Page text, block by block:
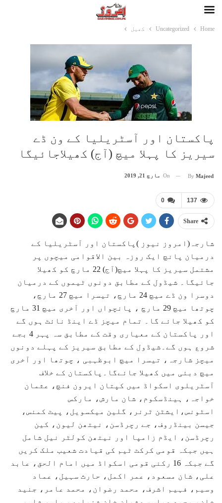
Home
Uncategorized کھیل
پاکستان اور آسٹریلیا کے ون ڈے
سیریز کا پہلا میچ (آج) کھیلاجائیگا
By Majeed
On مارچ 21, 2019
0 137
Share
شارجہ(امروز نیوز )پاکستان اور آسٹریلیا کے
درمیان پانچ ایک روزہ بین الاقوامی میچوں پر
مشتمل سیریز کا پہلا میچ(آج) 22 مارچ کو کھیلا
جائیگا۔ شیڈول کے مطابق دونوں ٹیموں کے درمیان
دوسرا ون ڈے میچ 24 مارچ، تیسرا میچ 27 مارچ،
چوتھا میچ 29 مارچ ، پانچواں اور آخری میچ 31 مارچ
کو کھیلا جائے گا۔ تمام میچز ڈے اینڈ نائٹ ہوں گے
اور پاکستان کے معیاری وقت کے مطابق سہ پہر 4 بجے
شروع ہوں گے۔شیڈول کے مطابق سیریز کے پہلے دونوں
میچز شارجہ، تیسرا میچ ابوظہبی ، چوتھا اور آخری
میچ دبئی میں کھیلا جائےگا۔پاکستان کے خلاف
آسٹریلوی اسکواڈ میں کپتان ایرون فنچ، عثمان
خواجہ، ہینڈسکوم، شان مارش، مارکس
اسٹونس،ایشٹن ٹرنر، گلین میکسویل، پیٹ کمنس،
جیسن بینڈروف، جے رچرڈسن، نیتھن لیون، کین
رچرڈسن، ایڈم زامپا اور نیتھن کولٹر نیل شامل
ہیں جبکہ قومی کرکٹ ٹیم کی قیادت شعیب ملک کریں
گے جبکہ 16 رکنی قومی اسکواڈ میں امام الحق، عابد
علی، شان مسعود، عمر اکمل، حارث سہیل، عماد
وسیم، فہیم اشرف، محمد رضوان، محمد عامر، جنید